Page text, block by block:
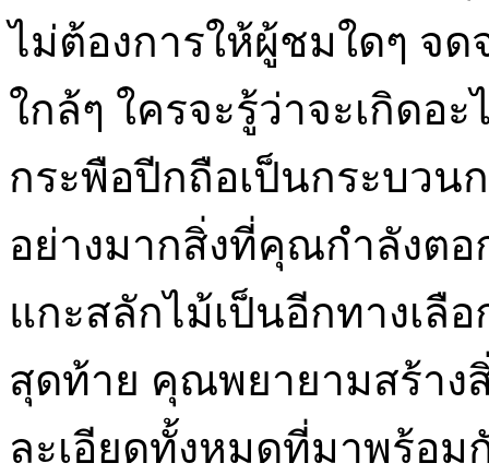
ไม่ต้องการให้ผู้ชมใดๆ จ
ใกล้ๆ ใครจะรู้ว่าจะเกิดอ
กระพือปีกถือเป็นกระบวน
อย่างมากสิ่งที่คุณกำลังตอ
แกะสลักไม้เป็นอีกทางเลื
สุดท้าย คุณพยายามสร้าง
ละเอียดทั้งหมดที่มาพร้